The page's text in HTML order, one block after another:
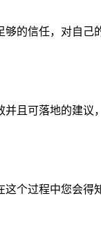
的信任，对自己
且可落地的建议
个过程中您会得